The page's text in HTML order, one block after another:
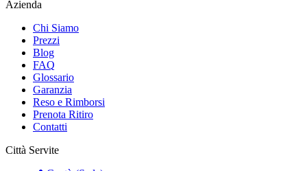
Azienda
Chi Siamo
Prezzi
Blog
FAQ
Glossario
Garanzia
Reso e Rimborsi
Prenota Ritiro
Contatti
Città Servite